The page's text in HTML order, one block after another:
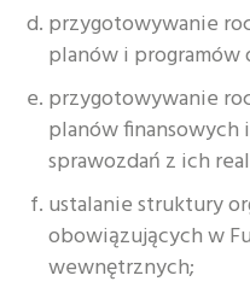
przygotowywanie
planów i programów
przygotowywanie
planów finansowych
sprawozdań z ich
ustalanie struktury
obowiązujących w
wewnętrznych;